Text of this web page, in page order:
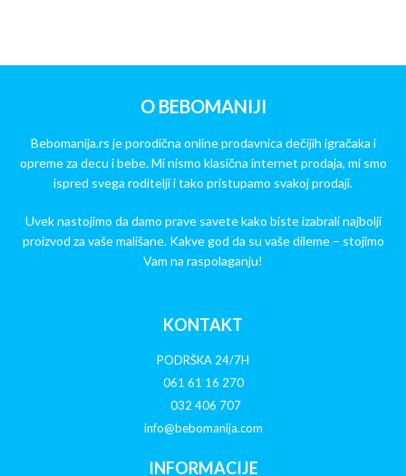
O BEBOMANIJI
Bebomanija.rs je porodična online prodavnica dečijih igračaka i
opreme za decu i bebe. Mi nismo klasična internet prodaja, mi smo
ispred svega roditelji i tako pristupamo svakoj prodaji.
Uvek nastojimo da damo prave savete kako biste izabrali najbolji
proizvod za vaše mališane. Kakve god da su vaše dileme – stojimo
Vam na raspolaganju!
KONTAKT
PODRŠKA 24/7H
061 61 16 270
032 406 707
info@bebomanija.com
INFORMACIJE